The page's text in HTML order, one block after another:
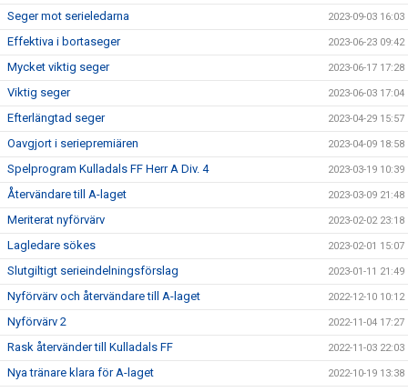
Seger mot serieledarna 2023-09-03 16:03
Effektiva i bortaseger 2023-06-23 09:42
Mycket viktig seger 2023-06-17 17:28
Viktig seger 2023-06-03 17:04
Efterlängtad seger 2023-04-29 15:57
Oavgjort i seriepremiären 2023-04-09 18:58
Spelprogram Kulladals FF Herr A Div. 4 2023-03-19 10:39
Återvändare till A-laget 2023-03-09 21:48
Meriterat nyförvärv 2023-02-02 23:18
Lagledare sökes 2023-02-01 15:07
Slutgiltigt serieindelningsförslag 2023-01-11 21:49
Nyförvärv och återvändare till A-laget 2022-12-10 10:12
Nyförvärv 2 2022-11-04 17:27
Rask återvänder till Kulladals FF 2022-11-03 22:03
Nya tränare klara för A-laget 2022-10-19 13:38